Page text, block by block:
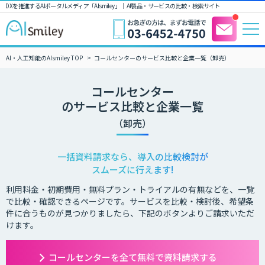
DXを推進するAIポータルメディア「AIsmiley」｜ AI製品・サービスの比較・検索サイト
AI・人工知能のAIsmiley TOP コールセンターのサービス比較と企業一覧（卸売）
コールセンター
のサービス比較と企業一覧
（卸売）
一括資料請求なら、導入の比較検討が
スムーズに行えます!
利用料金・初期費用・無料プラン・トライアルの有無などを、一覧
で比較・確認できるページです。サービスを比較・検討後、希望条
件に合うものが見つかりましたら、下記のボタンよりご請求いただ
けます。
コールセンターを全て無料で資料請求する